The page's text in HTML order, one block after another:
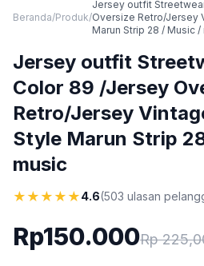
Beranda/Produk/
Jersey outfit
Oversize Retro/Jersey
Marun Strip 28 / Music /
Jersey outfit
Color 89 /Jersey
Retro/Jersey
Style Marun Strip
music
★ ★ ★ ★ ★4.6(503 ulasan
Rp150.000Rp